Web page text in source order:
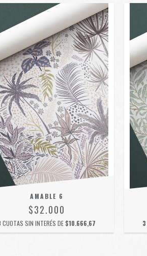
AMABLE 6
$32.000
CUOTAS SIN INTERÉS DE $10.666,67 3